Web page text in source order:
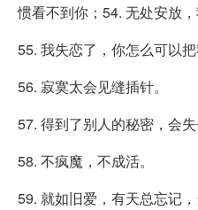
惯看不到你；54. 无处安放，
55. 我失恋了，你怎么可以把
56. 寂寞太会见缝插针。
57. 得到了别人的秘密，会失
58. 不疯魔，不成活。
59. 就如旧爱，有天总忘记，